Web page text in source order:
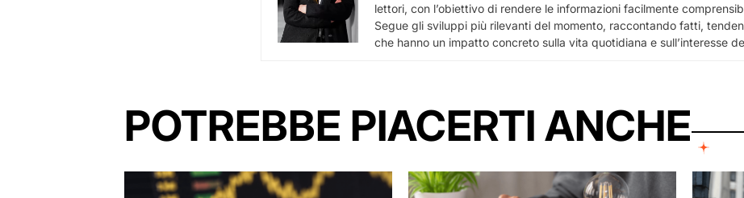
lettori, con l’obiettivo di rendere le informazioni facilmente
Segue gli sviluppi più rilevanti del momento, raccontando fatti,
che hanno un impatto concreto sulla vita quotidiana e sull’interesse
POTREBBE PIACERTI ANCHE